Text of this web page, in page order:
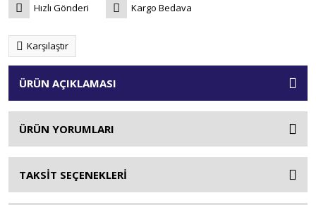
Hızlı Gönderi Kargo Bedava
Karşılaştır
ÜRÜN AÇIKLAMASI
ÜRÜN YORUMLARI
TAKSİT SEÇENEKLERİ